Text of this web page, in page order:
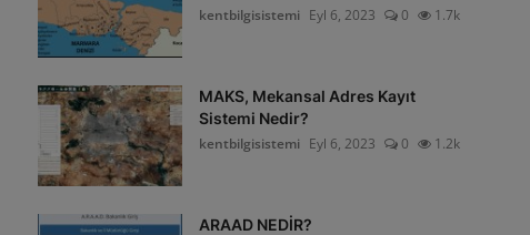
kentbilgisistemi Eyl 6, 2023 0 1.7k
MAKS, Mekansal Adres Kayıt
Sistemi Nedir?
kentbilgisistemi Eyl 6, 2023 0 1.2k
ARAAD NEDİR?